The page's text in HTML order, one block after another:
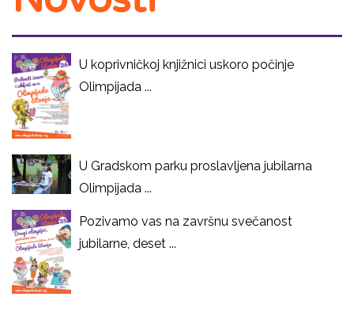
U koprivničkoj knjižnici uskoro počinje
Olimpijada ...
U Gradskom parku proslavljena jubilarna
Olimpijada ...
Pozivamo vas na završnu svečanost
jubilarne, deset ...